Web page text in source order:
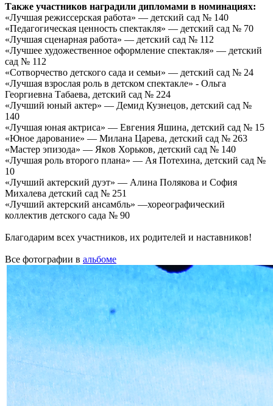
Также участников наградили дипломами в номинациях:
«Лучшая режиссерская работа» — детский сад № 140
«Педагогическая ценность спектакля» — детский сад № 70
«Лучшая сценарная работа» — детский сад № 112
«Лучшее художественное оформление спектакля» — детский
сад № 112
«Сотворчество детского сада и семьи» — детский сад № 24
«Лучшая взрослая роль в детском спектакле» - Ольга
Георгиевна Табаева, детский сад № 224
«Лучший юный актер» — Демид Кузнецов, детский сад №
140
«Лучшая юная актриса» — Евгения Яшина, детский сад № 15
«Юное дарование» — Милана Царева, детский сад № 263
«Мастер эпизода» — Яков Хорьков, детский сад № 140
«Лучшая роль второго плана» — Ая Потехина, детский сад №
10
«Лучший актерский дуэт» — Алина Полякова и София
Михалева детский сад № 251
«Лучший актерский ансамбль» —хореографический
коллектив детского сада № 90
Благодарим всех участников, их родителей и наставников!
Все фотографии в альбоме